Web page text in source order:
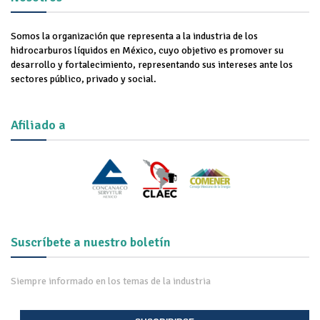
Somos la organización que representa a la industria de los
hidrocarburos líquidos en México, cuyo objetivo es promover su
desarrollo y fortalecimiento, representando sus intereses ante los
sectores público, privado y social.
Afiliado a
Suscríbete a nuestro boletín
Siempre informado en los temas de la industria